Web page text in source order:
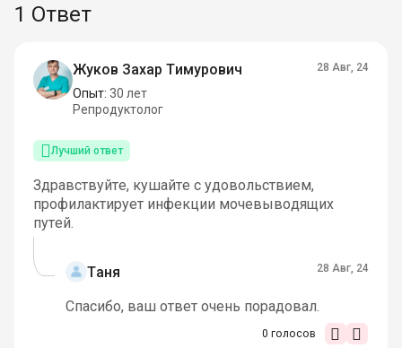
1 Ответ
Жуков Захар Тимурович
Опыт: 30 лет
Репродуктолог
28 Авг, 24
Лучший ответ
Здравствуйте, кушайте с удовольствием,
профилактирует инфекции мочевыводящих
путей.
Таня 28 Авг, 24
Спасибо, ваш ответ очень порадовал.
0 голосов